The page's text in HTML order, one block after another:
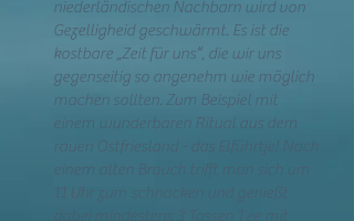
niederländischen Nachbarn wird von
Gezelligheid geschwärmt. Es ist die
kostbare „Zeit für uns“, die wir uns
gegenseitig so angenehm wie möglich
machen sollten. Zum Beispiel mit
einem wunderbaren Ritual aus dem
rauen Ostfriesland - das Elführtje! Nach